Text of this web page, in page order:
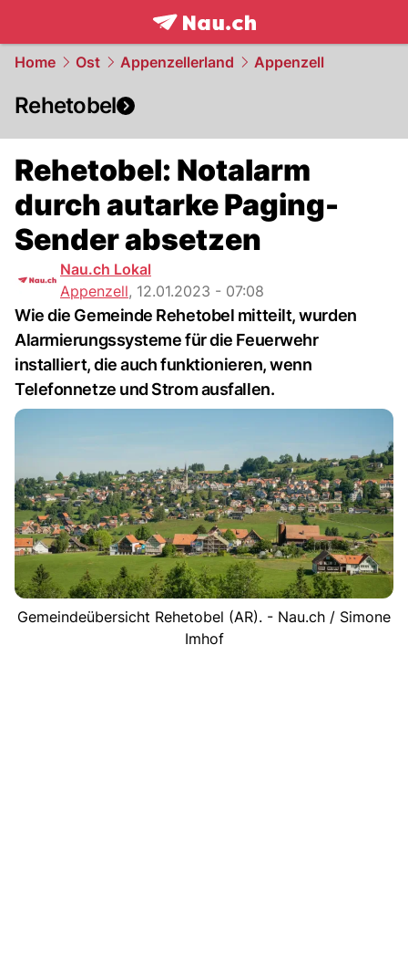
frontpage.NAU.ch
Home Ost Appenzellerland Appenzell
Rehetobel
Rehetobel: Notalarm
durch autarke Paging-
Sender absetzen
Nau.ch Lokal
Appenzell, 12.01.2023 - 07:08
Wie die Gemeinde Rehetobel mitteilt, wurden
Alarmierungssysteme für die Feuerwehr
installiert, die auch funktionieren, wenn
Telefonnetze und Strom ausfallen.
Gemeindeübersicht Rehetobel (AR). - Nau.ch / Simone
Imhof